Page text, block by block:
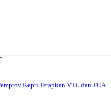
Kepri Terapkan VTL dan TCA